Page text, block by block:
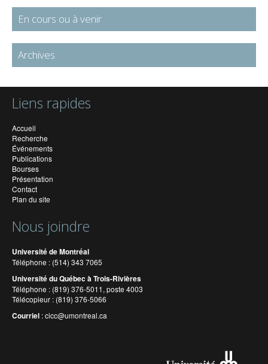
En cours ou à venir
Archives
Liens rapides
Accueil
Recherche
Événements
Publications
Bourses
Présentation
Contact
Plan du site
Nous joindre
Université de Montréal
Téléphone : (514) 343 7065
Université du Québec à Trois-Rivières
Téléphone : (819) 376-5011, poste 4003
Télécopieur : (819) 376-5066
Courriel :cicc@umontreal.ca